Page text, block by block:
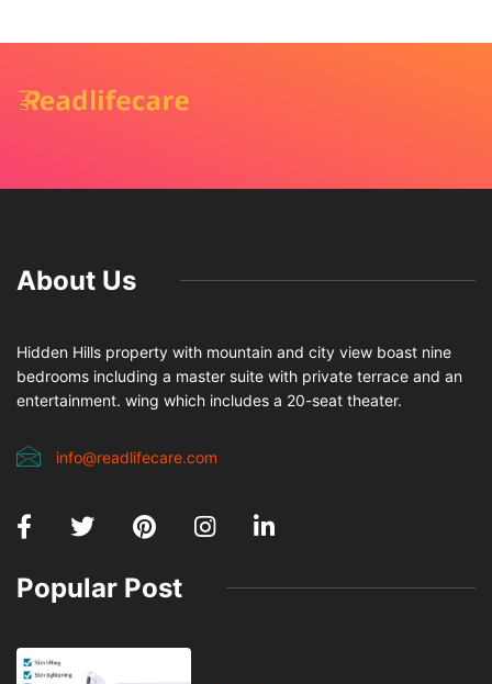
About Us
Hidden Hills property with mountain and city view boast nine
bedrooms including a master suite with private terrace and an
entertainment. wing which includes a 20-seat theater.
info@readlifecare.com
Popular Post